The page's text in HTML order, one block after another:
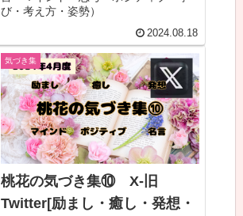
び・考え方・姿勢）
2024.08.18
気づき集
桃花の気づき集⑩ X-旧
Twitter[励まし・癒し・発想・